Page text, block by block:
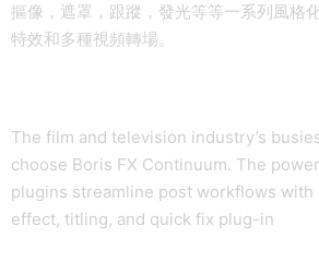
摳像，遮罩，跟蹤，發光等等一系列風格
特效和多種視頻轉場。
The film and television industry’s
choose Boris FX Continuum. The
plugins streamline post workflows with
effect, titling, and quick fix plug-in